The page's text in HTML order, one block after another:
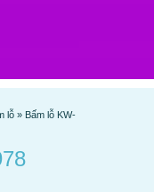
lỗ » Bấm lỗ KW-